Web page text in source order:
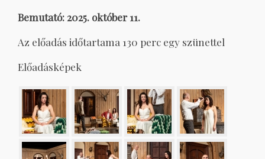
Bemutató: 2025. október 11.
Az előadás időtartama 130 perc egy szünettel
Előadásképek